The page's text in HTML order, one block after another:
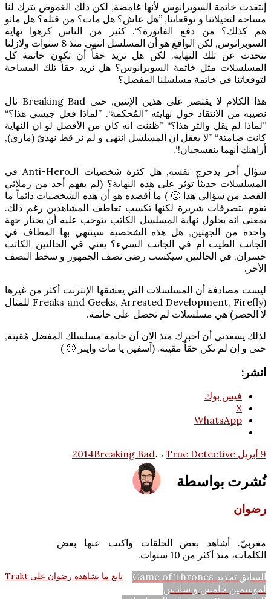
إنتقدت خاتمة السوبرانوس لأنها غامضة, لكن ذلك الغموض يترك لنا
مساحة لتخيلاتنا و توقعاتنا, ”هل عاش؟ هل مات؟ من قتله؟ هل ماتو
هم كذلك؟ من دفع الفاتورة؟“. كثير من الناس كرهوا نهاية
السوبرانوس, لكن الواقع هو أن المسلسل انتهى منذ 8 سنوات ولازلنا
نتحدث عن تلك النهاية. لكن هل نريد حقاً أن تكون خاتمة كل
المسلسلات مثل خاتمة السوبرانوس؟ هل نريد حقاً تلك المساحة
لتوقعاتنا في خاتمة مسلسلنا المفضل؟
هذا الكلام لا يقتصر على هذين الإثنين, حتى Breaking Bad نال
نصيبه من الانتقاد حول نهايته ”المُحكمة“. ”لماذا فعل جيسي هذا؟“
”لماذا لم يقل والتر هذا؟“ ”ظننت انه كان من الأفضل لو ان النهاية
كانت صامتة“ ”لا يعقل ان المسلسل انتهى و لم نر قط نهديّ (ماري),
أراهنك أنهما بنفسجيان!“.
سؤال أخر يدحرج نفسه, هل كثرة شخصيات الـAnti-Hero في
المسلسلات حديثاً تؤثر على هذه النهاية؟ (لم يفهم أحد من زملائي
القصد من سؤالي هذا 🙂 ) ما أقصده هو أن هذه الشخصيات دائماً ما
تقوم بتصرفات شريرة لكنها تكسب تعاطف المشاهدين رغم ذلك.
بمعنى انه بحلول نهاية المسلسل الكاتب يتوجب عليه أن يختار جهة
واحدة من الجهتين, هل هذه الشخصية سينتهي بها المطاف في
الجانب الطيب أم في الجانب السيء؟ يعني في الحالتين الكاتب
خسران, في الحالتين سيكسب رضى نصف الجمهور و سخط النصف
الأخر.
ليست مصادفة أن المسلسلات التي يعشقها الإنترنت أكثر من غيرها
(Freaks and Geeks, Arrested Development, Firefly للمثال
لا الحصر) هي مسلسلات لم تحصل على خاتمة.
لذلك يسعدني أن أخبرك منذ الآن أن خاتمة مسلسلك المفضل مُقيتة,
حتى و إن لم تكن حقاً مقيتة. (آسفين يا مات واينر 🙂 )
انشر:
فيس بوك
X
WhatsApp
9 أبريل 2014 Breaking Bad، ، True Detective
نُشرت بواسطة
رضوان
مغربيّ. أشاهد بعض الحلقات واكتب عنها بعض
الكلمات، منذ أكثر من 10 سنوات.
تابع ما يشاهده رضوان على Trakt
تصفّح
السابق المقالة
السابقة:
تجديد Game of Thrones
لموسمين خامس و سادس